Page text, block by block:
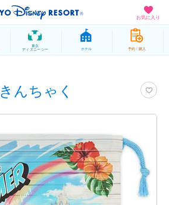
お気に入り
東京
ディズニーシー ホテル 予約 / 購入
きんちゃく